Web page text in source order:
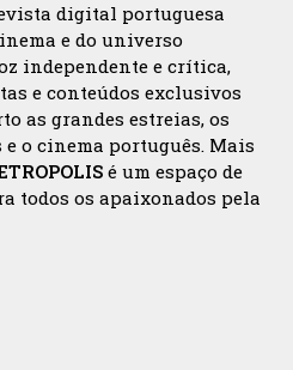
digital portuguesa
e do universo
independente e crítica,
e conteúdos exclusivos
as grandes estreias, os
o cinema português. Mais
é um espaço de
todos os apaixonados pela